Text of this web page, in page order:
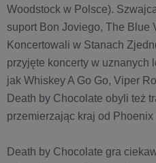
Woodstock w Polsce).
suport Bon Joviego, The Blue
Koncertowali w Stanach
przyjęte koncerty w uznanych
jak Whiskey A Go Go, Viper
Death by Chocolate obyli też
przemierzając kraj od Phoenix
Death by Chocolate gra